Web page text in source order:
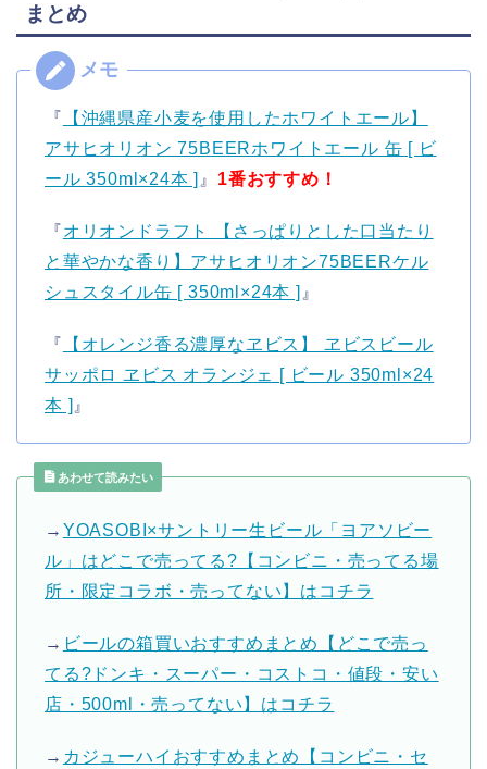
まとめ
『
【沖縄県産小麦を使用したホワイトエール】
アサヒオリオン 75BEERホワイトエール 缶 [ ビ
ール 350ml×24本 ] 』 1番おすすめ！
『オリオンドラフト 【さっぱりとした口当たり
と華やかな香り】アサヒオリオン75BEERケル
シュスタイル缶 [ 350ml×24本 ] 』
『
【オレンジ香る濃厚なヱビス】 ヱビスビール
サッポロ ヱビス オランジェ [ ビール 350ml×24
本 ] 』
あわせて読みたい
→ YOASOBI×サントリー生ビール「ヨアソビー
ル」はどこで売ってる?【コンビニ・売ってる場
所・限定コラボ・売ってない】はコチラ
→ ビールの箱買いおすすめまとめ【どこで売っ
てる?ドンキ・スーパー・コストコ・値段・安い
店・500ml・売ってない】はコチラ
→ カジューハイおすすめまとめ【コンビニ・セ